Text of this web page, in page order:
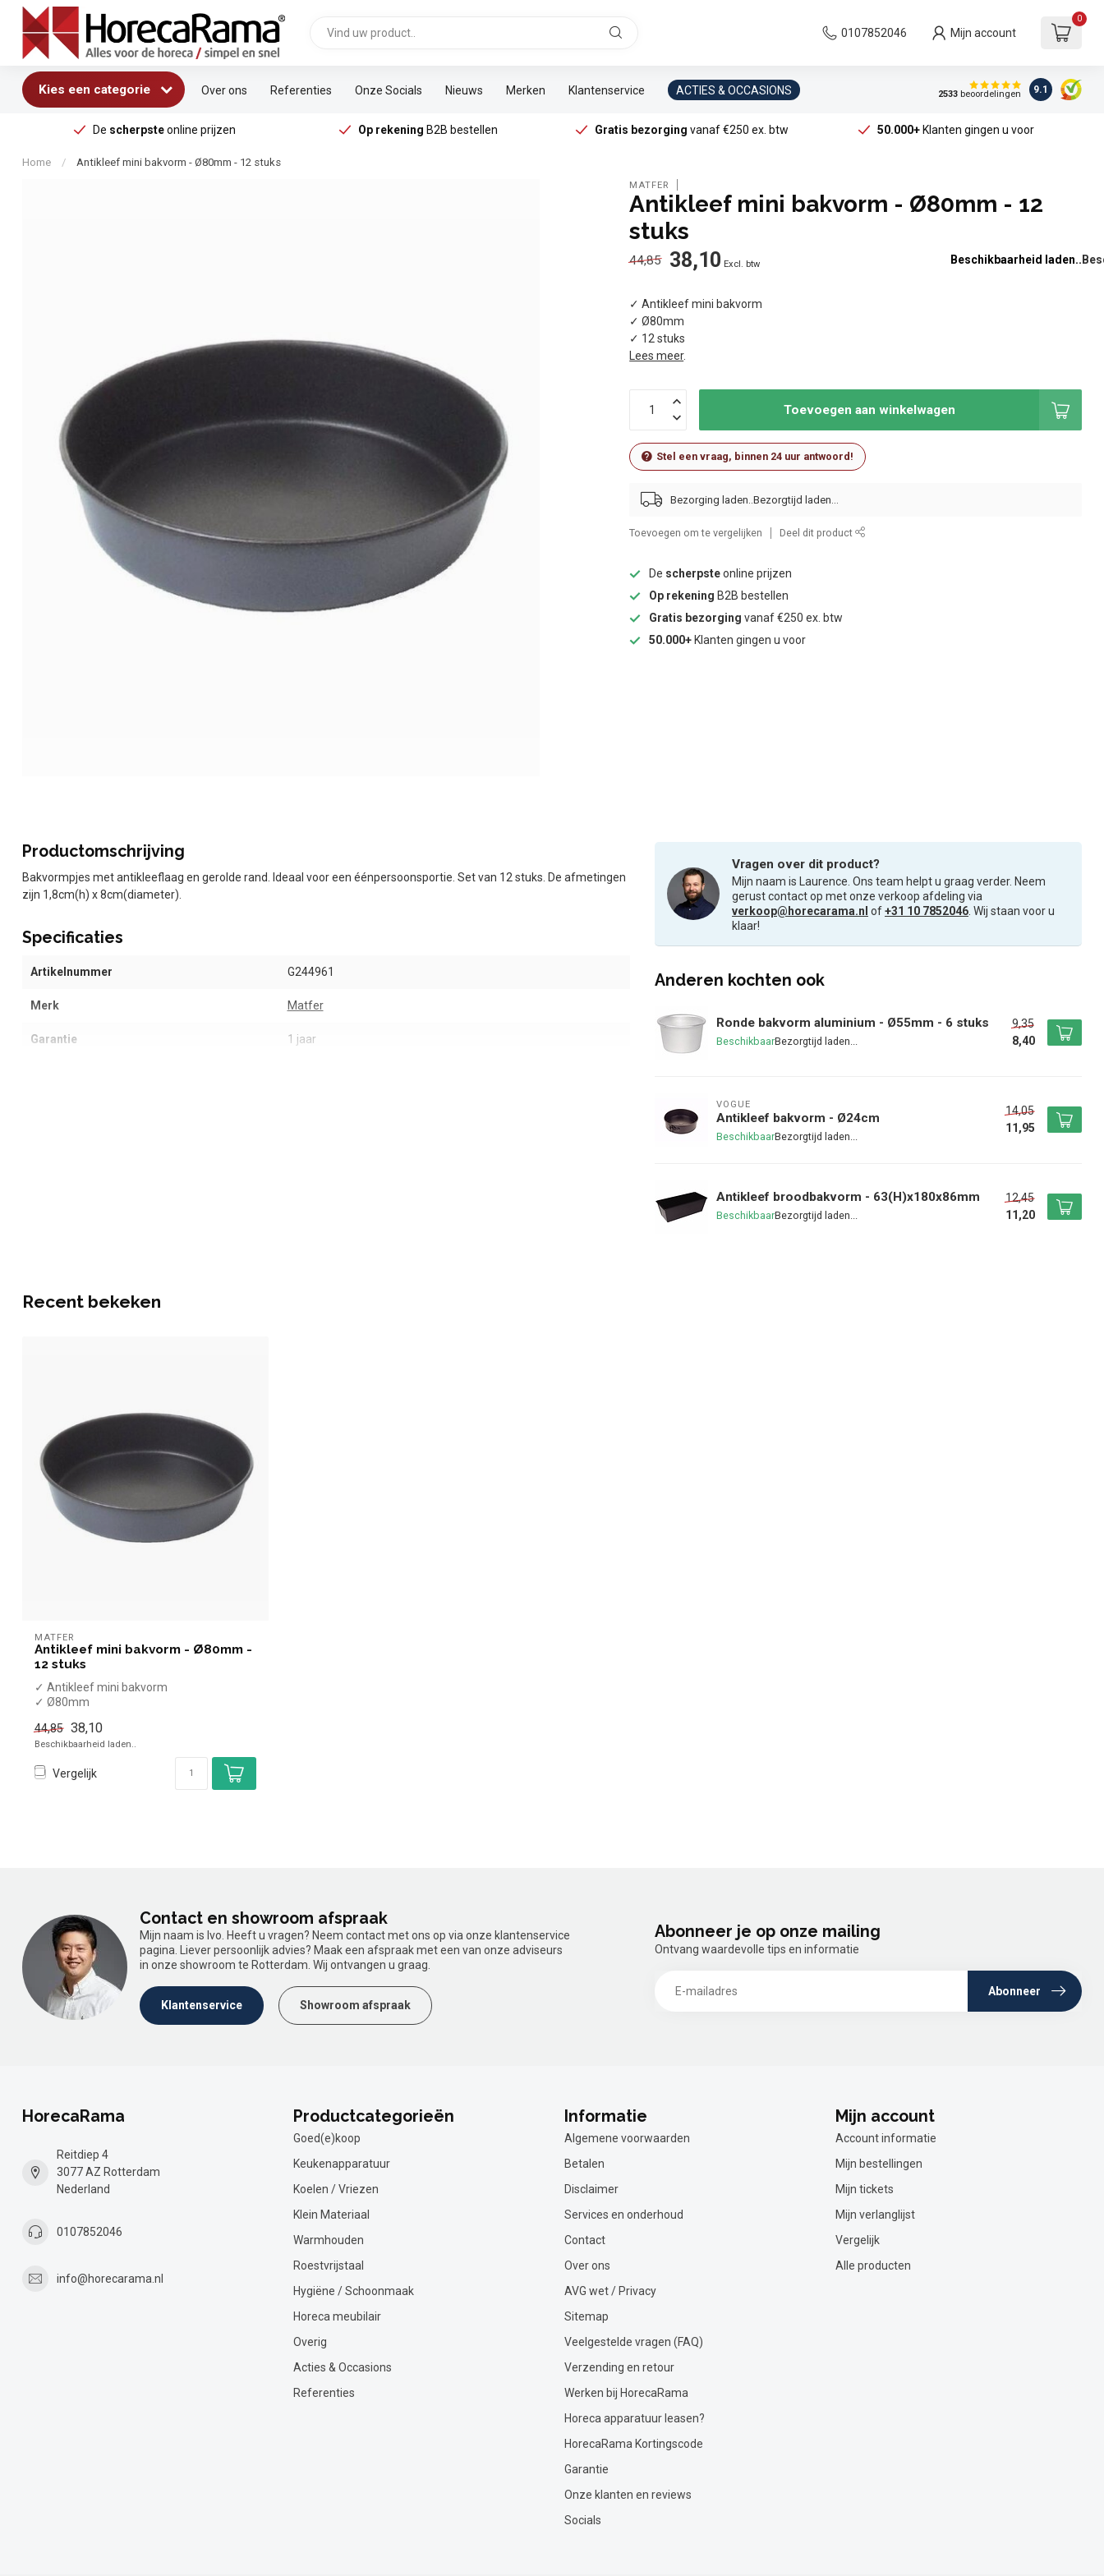
0107852046 Mijn account
0
Kies een categorie Over ons Referenties Onze Socials Nieuws Merken Klantenservice ACTIES & OCCASIONS 2533beoordelingen 9.1
De scherpsteonline prijzen Op rekening B2B bestellen Gratis bezorging vanaf €250 ex. btw 50.000+Klanten gingen u voor
Home / Antikleef mini bakvorm - Ø80mm - 12 stuks
MATFER
Antikleef mini bakvorm - Ø80mm - 12
stuks
44,85 38,10 Excl. btw Beschikbaarheid laden..
✓ Antikleef mini bakvorm
✓ Ø80mm
✓ 12 stuks
Lees meer.
Toevoegen aan winkelwagen
Stel een vraag, binnen 24 uur antwoord!
Bezorging laden..
Toevoegen om te vergelijken Deel dit product
De scherpsteonline prijzen
Op rekening B2B bestellen
Gratis bezorging vanaf €250 ex. btw
50.000+ Klanten gingen u voor
Productomschrijving
Bakvormpjes met antikleeflaag en gerolde rand. Ideaal voor een éénpersoonsportie. Set van 12 stuks. De afmetingen
zijn 1,8cm(h) x 8cm(diameter).
Specificaties
Artikelnummer G244961
Merk Matfer
Garantie 1 jaar
Vragen over dit product?
Mijn naam is Laurence. Ons team helpt u graag verder. Neem
gerust contact op met onze verkoop afdeling via
verkoop@horecarama.nl of+31 10 7852046 . Wij staan voor u
klaar!
Anderen kochten ook
Ronde bakvorm aluminium - Ø55mm - 6 stuks
Beschikbaar
9,35
8,40
VOGUE
Antikleef bakvorm - Ø24cm
Beschikbaar
14,05
11,95
Antikleef broodbakvorm - 63(H)x180x86mm
Beschikbaar
12,45
11,20
Recent bekeken
MATFER
Antikleef mini bakvorm - Ø80mm -
12 stuks
✓ Antikleef mini bakvorm
✓ Ø80mm
44,85 38,10
Beschikbaarheid laden..
Vergelijk
Contact en showroom afspraak
Mijn naam is Ivo. Heeft u vragen? Neem contact met ons op via onze klantenservice
pagina. Liever persoonlijk advies? Maak een afspraak met een van onze adviseurs
in onze showroom te Rotterdam. Wij ontvangen u graag.
Klantenservice Showroom afspraak
Abonneer je op onze mailing
Ontvang waardevolle tips en informatie
Abonneer
HorecaRama
Reitdiep 4
3077 AZ Rotterdam
Nederland
0107852046
info@horecarama.nl
Productcategorieën
Goed(e)koop
Keukenapparatuur
Koelen / Vriezen
Klein Materiaal
Warmhouden
Roestvrijstaal
Hygiëne / Schoonmaak
Horeca meubilair
Overig
Acties & Occasions
Referenties
Informatie
Algemene voorwaarden
Betalen
Disclaimer
Services en onderhoud
Contact
Over ons
AVG wet / Privacy
Sitemap
Veelgestelde vragen (FAQ)
Verzending en retour
Werken bij HorecaRama
Horeca apparatuur leasen?
HorecaRama Kortingscode
Garantie
Onze klanten en reviews
Socials
Mijn account
Account informatie
Mijn bestellingen
Mijn tickets
Mijn verlanglijst
Vergelijk
Alle producten